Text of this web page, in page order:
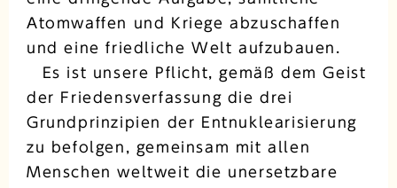
Atomwaffen und Kriege abzuschaffen
und eine friedliche Welt aufzubauen.
Es ist unsere Pflicht, gemäß dem Geist
der Friedensverfassung die drei
Grundprinzipien der Entnuklearisierung
zu befolgen, gemeinsam mit allen
Menschen weltweit die unersetzbare